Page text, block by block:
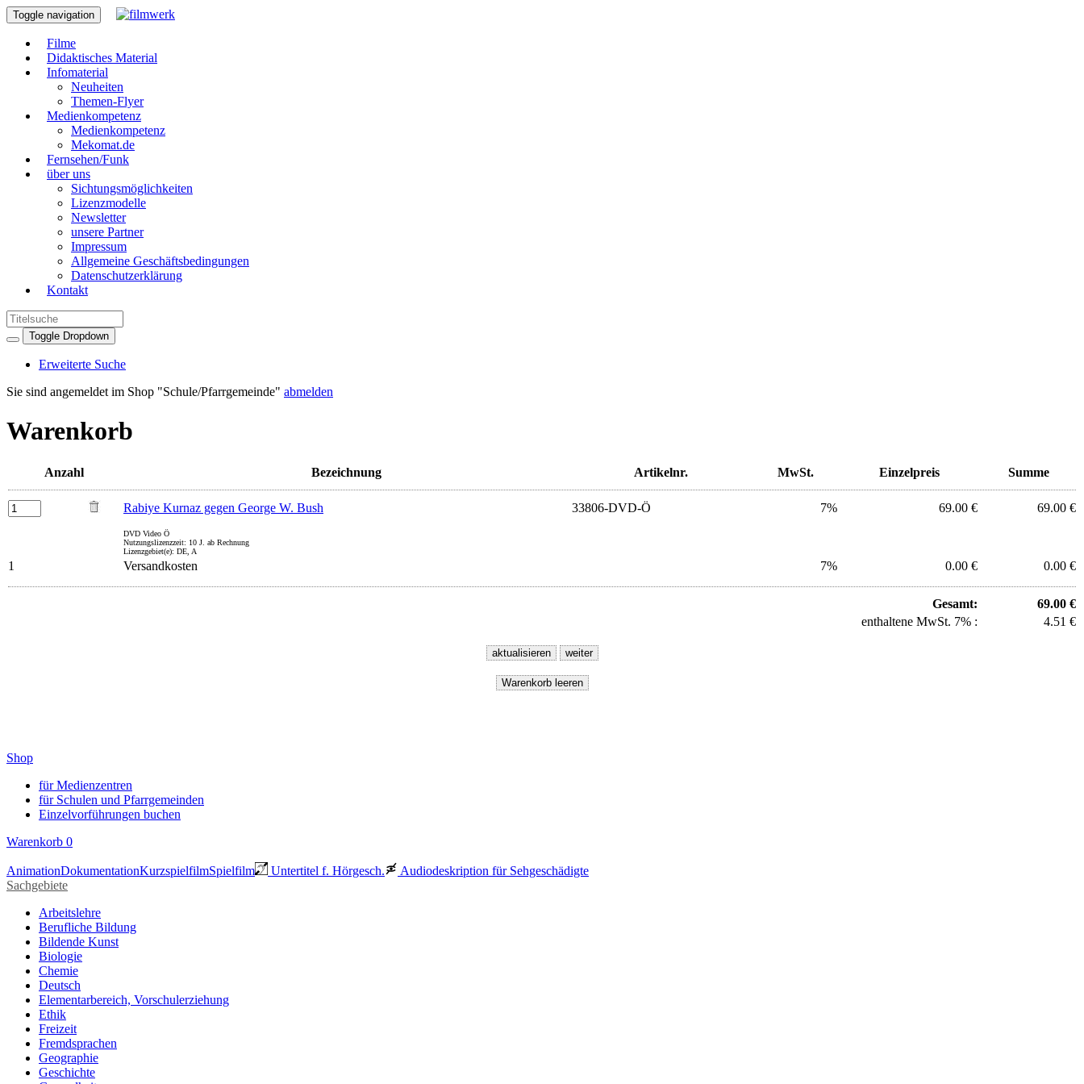
Toggle navigation
Filme
Didaktisches Material
Infomaterial
Neuheiten
Themen-Flyer
Medienkompetenz
Medienkompetenz
Mekomat.de
Fernsehen/Funk
über uns
Sichtungsmöglichkeiten
Lizenzmodelle
Newsletter
unsere Partner
Impressum
Allgemeine Geschäftsbedingungen
Datenschutzerklärung
Kontakt
Toggle Dropdown
Erweiterte Suche
Sie sind angemeldet im Shop "Schule/Pfarrgemeinde" abmelden
Warenkorb
Anzahl Bezeichnung Artikelnr. MwSt. Einzelpreis Summe
Rabiye Kurnaz gegen George W. Bush 33806-DVD-Ö 7% 69.00 € 69.00 €
DVD Video Ö
Nutzungslizenzzeit: 10 J. ab Rechnung
Lizenzgebiet(e): DE, A
1 Versandkosten 7% 0.00 € 0.00 €
Gesamt:
69.00 €
enthaltene MwSt. 7% :
4.51 €
Shop
für Medienzentren
für Schulen und Pfarrgemeinden
Einzelvorführungen buchen
Warenkorb 0
AnimationDokumentationKurzspielfilmSpielfilm Untertitel f. Hörgesch.
Audiodeskription für Sehgeschädigte
Sachgebiete
Arbeitslehre
Berufliche Bildung
Bildende Kunst
Biologie
Chemie
Deutsch
Elementarbereich, Vorschulerziehung
Ethik
Freizeit
Fremdsprachen
Geographie
Geschichte